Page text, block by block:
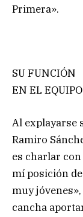
Primera».
SU FUNCIÓN
EN EL EQUIPO
Al explayarse
Ramiro
es charlar
mí posición
muy
cancha